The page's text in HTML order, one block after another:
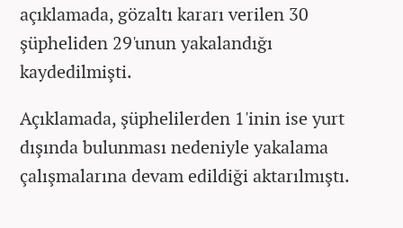
açıklamada, gözaltı kararı verilen 30
şüpheliden 29'unun yakalandığı
kaydedilmişti.
Açıklamada, şüphelilerden 1'inin ise yurt
dışında bulunması nedeniyle yakalama
çalışmalarına devam edildiği aktarılmıştı.